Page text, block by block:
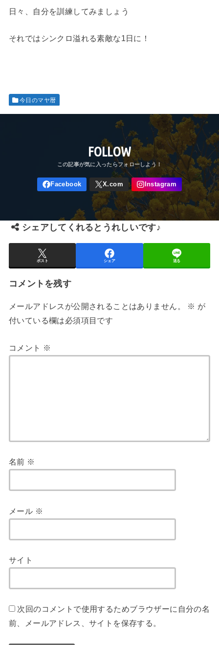
日々、自分を訓練してみましょう
それではシンクロ溢れる素敵な1日に！
今日のマヤ暦
FOLLOW
シェアしてくれるとうれしいです♪
ポスト シェア 送る
コメントを残す
メールアドレスが公開されることはありません。 ※ が
付いている欄は必須項目です
コメント ※
名前 ※
メール ※
サイト
次回のコメントで使用するためブラウザーに自分の名
前、メールアドレス、サイトを保存する。